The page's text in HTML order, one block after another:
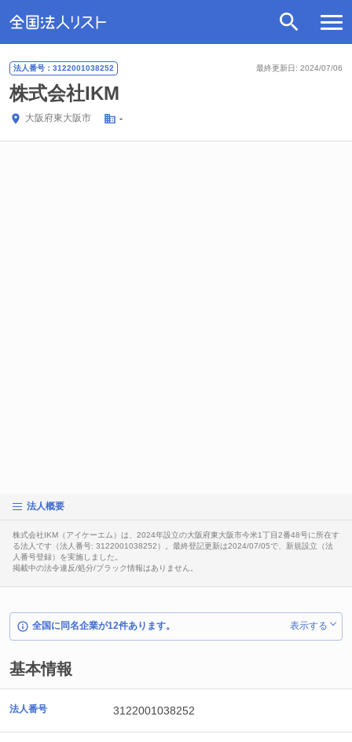
最終更新日: 2024/07/06
法人番号：3122001038252
株式会社IKM
大阪府東大阪市 -
法人概要
株式会社IKM（アイケーエム）は、2024年設立の大阪府東大阪市今米1丁目2番48号に所在す
る法人です（法人番号: 3122001038252）。最終登記更新は2024/07/05で、新規設立（法
人番号登録）を実施しました。
掲載中の法令違反/処分/ブラック情報はありません。
全国に同名企業が12件あります。 表示する
基本情報
法人番号 3122001038252